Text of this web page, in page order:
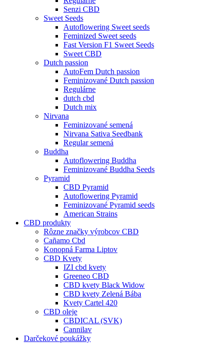
Senzi CBD
Sweet Seeds
Autoflowering Sweet seeds
Feminized Sweet seeds
Fast Version F1 Sweet Seeds
Sweet CBD
Dutch passion
AutoFem Dutch passion
Feminizované Dutch passion
Regulárne
dutch cbd
Dutch mix
Nirvana
Feminizované semená
Nirvana Sativa Seedbank
Regular semená
Buddha
Autoflowering Buddha
Feminizované Buddha Seeds
Pyramid
CBD Pyramid
Autoflowering Pyramid
Feminizované Pyramid seeds
American Strains
CBD produkty
Rôzne značky výrobcov CBD
Cañamo Cbd
Konopná Farma Liptov
CBD Kvety
IZI cbd kvety
Greeneo CBD
CBD kvety Black Widow
CBD kvety Zelená Bába
Kvety Cartel 420
CBD oleje
CBDICAL (SVK)
Cannilav
Darčekové poukážky